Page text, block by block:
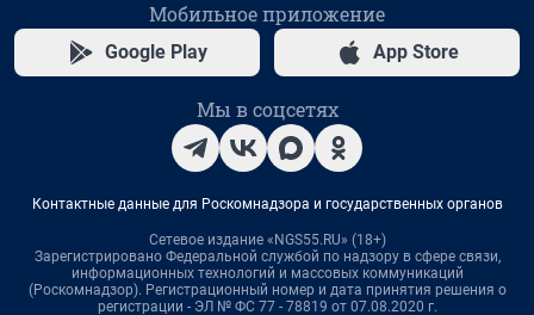
Мобильное приложение
Google Play App Store
Мы в соцсетях
Контактные данные для Роскомнадзора и государственных органов
Сетевое издание «NGS55.RU» (18+)
Зарегистрировано Федеральной службой по надзору в сфере связи,
информационных технологий и массовых коммуникаций
(Роскомнадзор). Регистрационный номер и дата принятия решения о
регистрации - ЭЛ № ФС 77 - 78819 от 07.08.2020 г.